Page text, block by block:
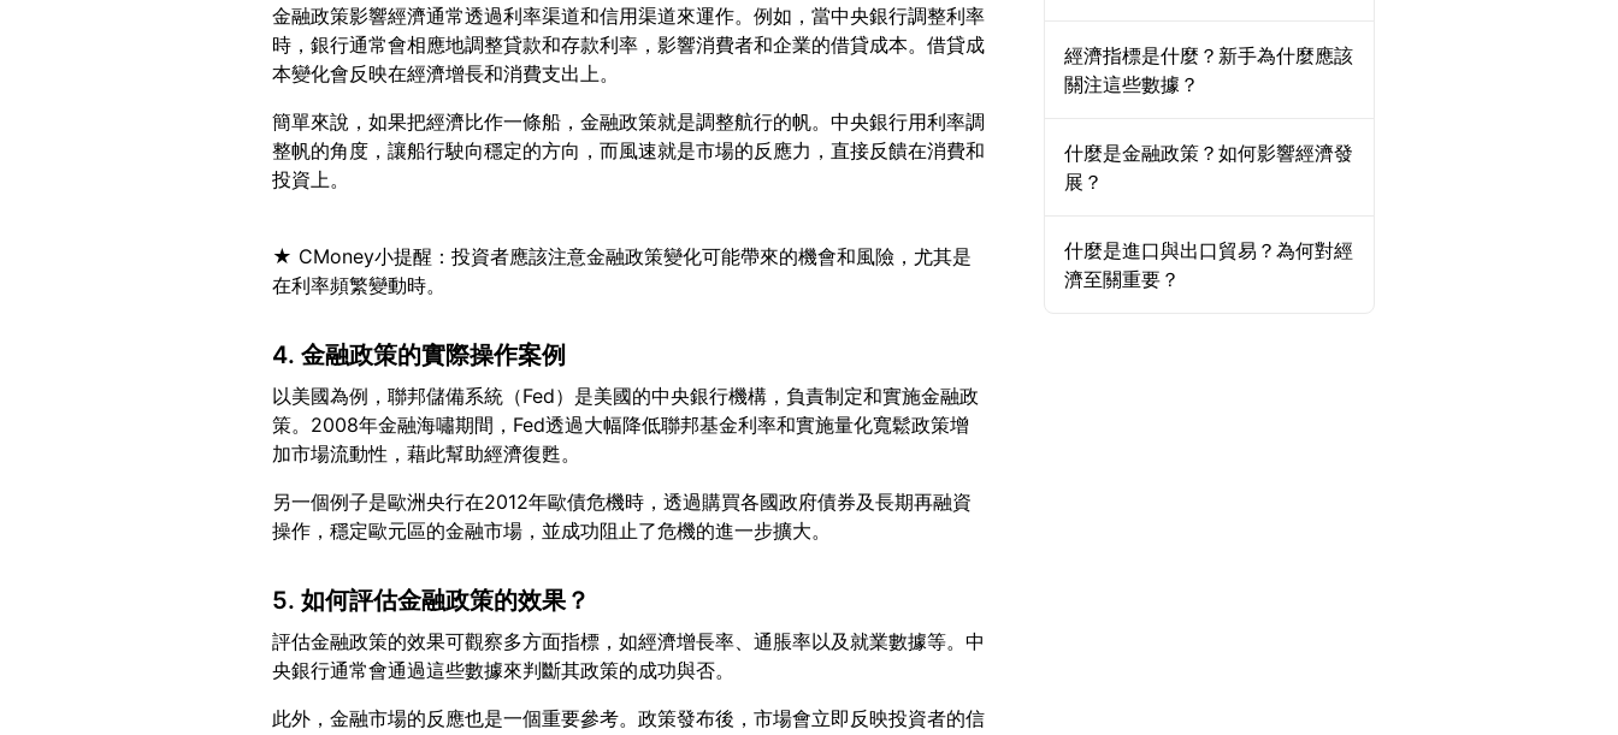
金融政策影響經濟通常透過利率渠道和信用渠道來運作。例如，當中央銀行調整利率
時，銀行通常會相應地調整貸款和存款利率，影響消費者和企業的借貸成本。借貸成
簡單來說，如果把經濟比作一條船，金融政策就是調整航行的帆。中央銀行用利率調
整帆的角度，讓船行駛向穩定的方向，而風速就是市場的反應力，直接反饋在消費和
★ CMoney小提醒：投資者應該注意金融政策變化可能帶來的機會和風險，尤其是
4. 金融政策的實際操作案例
以美國為例，聯邦儲備系統（Fed）是美國的中央銀行機構，負責制定和實施金融政
策。2008年金融海嘯期間，Fed透過大幅降低聯邦基金利率和實施量化寬鬆政策增
另一個例子是歐洲央行在2012年歐債危機時，透過購買各國政府債券及長期再融資
5. 如何評估金融政策的效果？
評估金融政策的效果可觀察多方面指標，如經濟增長率、通脹率以及就業數據等。中
此外，金融市場的反應也是一個重要參考。政策發布後，市場會立即反映投資者的信
經濟指標是什麼？新手為什麼應該
關注這些數據？
什麼是金融政策？如何影響經濟發
展？
什麼是進口與出口貿易？為何對經
濟至關重要？